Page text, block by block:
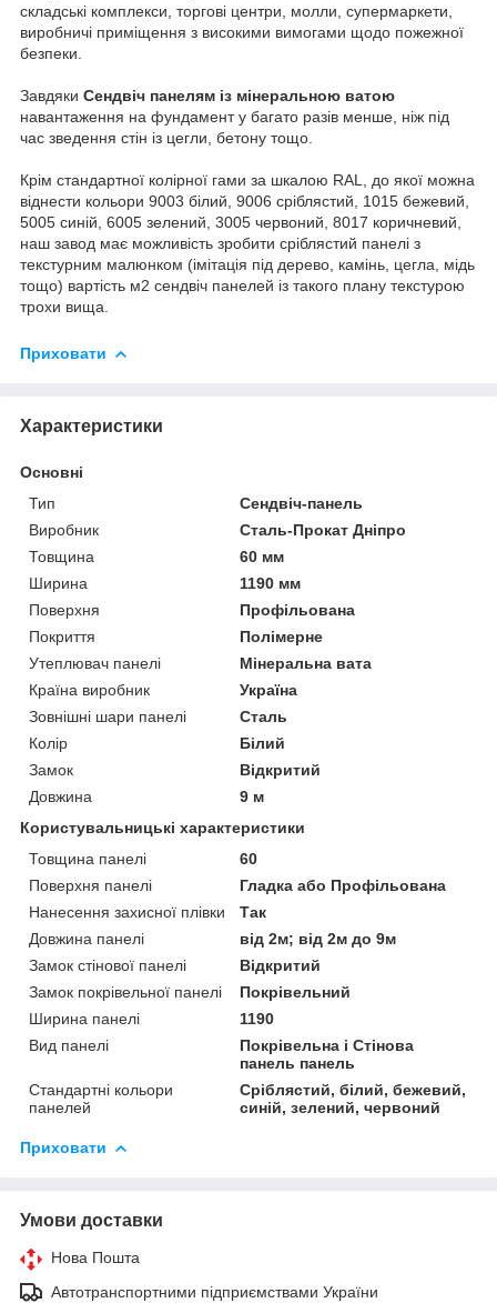
складські комплекси, торгові центри, молли, супермаркети,
виробничі приміщення з високими вимогами щодо пожежної
безпеки.
Завдяки Сендвіч панелям із мінеральною ватою
навантаження на фундамент у багато разів менше, ніж під
час зведення стін із цегли, бетону тощо.
Крім стандартної колірної гами за шкалою RAL, до якої можна
віднести кольори 9003 білий, 9006 сріблястий, 1015 бежевий,
5005 синій, 6005 зелений, 3005 червоний, 8017 коричневий,
наш завод має можливість зробити сріблястий панелі з
текстурним малюнком (імітація під дерево, камінь, цегла, мідь
тощо) вартість м2 сендвіч панелей із такого плану текстурою
трохи вища.
Приховати
Характеристики
Основні
Тип
Сендвіч-панель
Виробник
Сталь-Прокат Дніпро
Товщина
60 мм
Ширина
1190 мм
Поверхня
Профільована
Покриття
Полімерне
Утеплювач панелі
Мінеральна вата
Країна виробник
Україна
Зовнішні шари панелі
Сталь
Колір
Білий
Замок
Відкритий
Довжина
9 м
Користувальницькі характеристики
Товщина панелі
60
Поверхня панелі
Гладка або Профільована
Нанесення захисної плівки
Так
Довжина панелі
від 2м; від 2м до 9м
Замок стінової панелі
Відкритий
Замок покрівельної панелі
Покрівельний
Ширина панелі
1190
Вид панелі
Покрівельна і Стінова
панель панель
Стандартні кольори
панелей
Сріблястий, білий, бежевий,
синій, зелений, червоний
Приховати
Умови доставки
Нова Пошта
Автотранспортними підприємствами України